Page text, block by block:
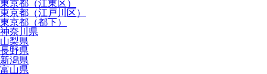
東京都（江東区）
東京都（江戸川区）
東京都（都下）
神奈川県
山梨県
長野県
新潟県
富山県